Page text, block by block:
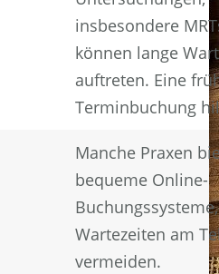
insbesondere
können lange
auftreten. Eine
Terminbuchung
Manche Praxen
bequeme Online-
Wartezeiten am
vermeiden.